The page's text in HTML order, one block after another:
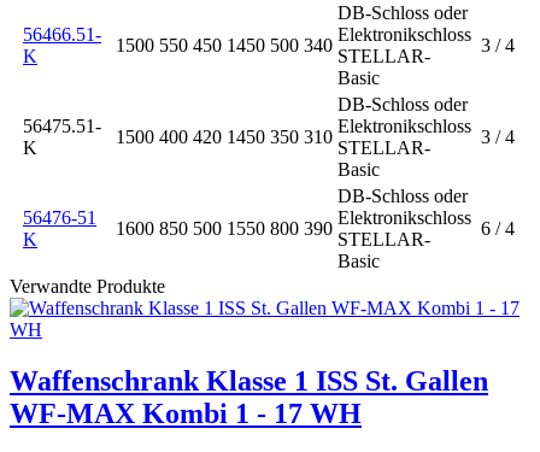
56466.51-
K
1500 550 450 1450 500 340
DB-Schloss oder
Elektronikschloss
STELLAR-
Basic
3 / 4
56475.51-
K
1500 400 420 1450 350 310
DB-Schloss oder
Elektronikschloss
STELLAR-
Basic
3 / 4
56476-51
K
1600 850 500 1550 800 390
DB-Schloss oder
Elektronikschloss
STELLAR-
Basic
6 / 4
Verwandte Produkte
Waffenschrank Klasse 1 ISS St. Gallen
WF-MAX Kombi 1 - 17 WH